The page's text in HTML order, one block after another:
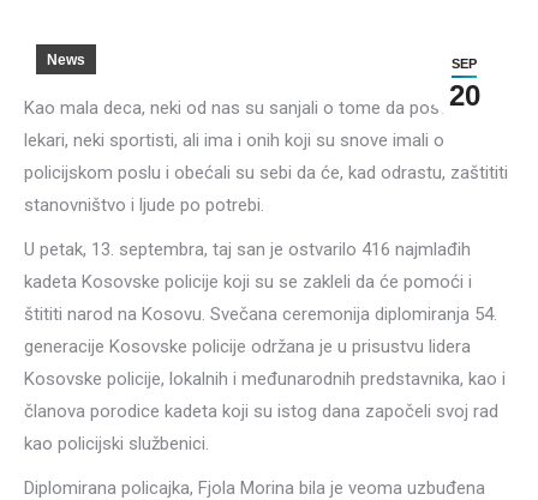
SEP
20
News
Kao mala deca, neki od nas su sanjali o tome da postanu
lekari, neki sportisti, ali ima i onih koji su snove imali o
policijskom poslu i obećali su sebi da će, kad odrastu, zaštititi
stanovništvo i ljude po potrebi.
U petak, 13. septembra, taj san je ostvarilo 416 najmlađih
kadeta Kosovske policije koji su se zakleli da će pomoći i
štititi narod na Kosovu. Svečana ceremonija diplomiranja 54.
generacije Kosovske policije održana je u prisustvu lidera
Kosovske policije, lokalnih i međunarodnih predstavnika, kao i
članova porodice kadeta koji su istog dana započeli svoj rad
kao policijski službenici.
Diplomirana policajka, Fjola Morina bila je veoma uzbuđena